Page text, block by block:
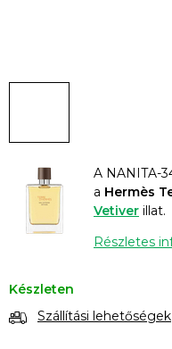
A NANITA-
a Hermès
Vetiver illat.
Részletes
Készleten
Szállítási lehetőségek